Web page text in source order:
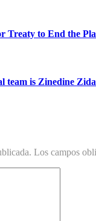
Treaty to End the
team is Zinedine
Los campos